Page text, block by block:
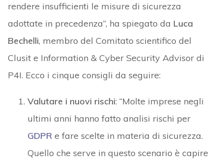
rendere insufficienti le misure di sicurezza
adottate in precedenza”, ha spiegato da Luca
Bechelli, membro del Comitato scientifico del
Clusit e Information & Cyber Security Advisor di
P4I. Ecco i cinque consigli da seguire:
Valutare i nuovi rischi: “Molte imprese negli
ultimi anni hanno fatto analisi rischi per
GDPRe fare scelte in materia di sicurezza.
Quello che serve in questo scenario è capire